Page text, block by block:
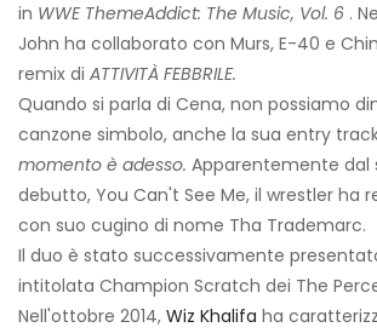
in WWE ThemeAddict: The Music, Vol. 6 .
John ha collaborato con Murs, E-40 e
remix di ATTIVITÀ FEBBRILE.
Quando si parla di Cena, non possiamo
canzone simbolo, anche la sua entry track
momento è adesso. Apparentemente dal
debutto, You Can't See Me, il wrestler ha
con suo cugino di nome Tha Trademarc.
Il duo è stato successivamente
intitolata Champion Scratch dei The
Nell'ottobre 2014, Wiz Khalifa ha